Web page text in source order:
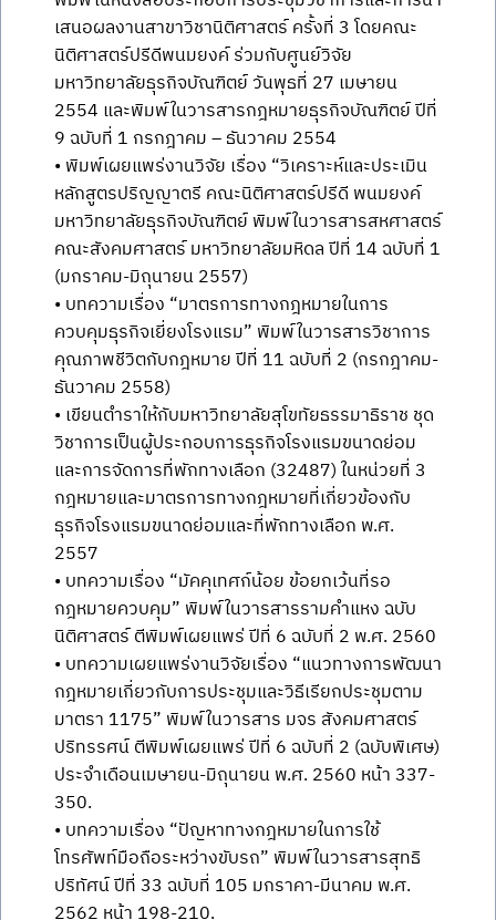
เสนอผลงานสาขาวิชานิติศาสตร์ ครั้งที่ 3 โดยคณะ
นิติศาสตร์ปรีดีพนมยงค์ ร่วมกับศูนย์วิจัย
มหาวิทยาลัยธุรกิจบัณฑิตย์ วันพุธที่ 27 เมษายน
2554 และพิมพ์ในวารสารกฎหมายธุรกิจบัณฑิตย์ ปีที่
9 ฉบับที่ 1 กรกฎาคม – ธันวาคม 2554
• พิมพ์เผยแพร่งานวิจัย เรื่อง “วิเคราะห์และประเมิน
หลักสูตรปริญญาตรี คณะนิติศาสตร์ปรีดี พนมยงค์
มหาวิทยาลัยธุรกิจบัณฑิตย์ พิมพ์ในวารสารสหศาสตร์
คณะสังคมศาสตร์ มหาวิทยาลัยมหิดล ปีที่ 14 ฉบับที่ 1
(มกราคม-มิถุนายน 2557)
• บทความเรื่อง “มาตรการทางกฎหมายในการ
ควบคุมธุรกิจเยี่ยงโรงแรม” พิมพ์ในวารสารวิชาการ
คุณภาพชีวิตกับกฎหมาย ปีที่ 11 ฉบับที่ 2 (กรกฎาคม-
ธันวาคม 2558)
• เขียนตำราให้กับมหาวิทยาลัยสุโขทัยธรรมาธิราช ชุด
วิชาการเป็นผู้ประกอบการธุรกิจโรงแรมขนาดย่อม
และการจัดการที่พักทางเลือก (32487) ในหน่วยที่ 3
กฎหมายและมาตรการทางกฎหมายที่เกี่ยวข้องกับ
ธุรกิจโรงแรมขนาดย่อมและที่พักทางเลือก พ.ศ.
2557
• บทความเรื่อง “มัคคุเทศก์น้อย ข้อยกเว้นที่รอ
กฎหมายควบคุม” พิมพ์ในวารสารรามคำแหง ฉบับ
นิติศาสตร์ ตีพิมพ์เผยแพร่ ปีที่ 6 ฉบับที่ 2 พ.ศ. 2560
• บทความเผยแพร่งานวิจัยเรื่อง “แนวทางการพัฒนา
กฎหมายเกี่ยวกับการประชุมและวิธีเรียกประชุมตาม
มาตรา 1175” พิมพ์ในวารสาร มจร สังคมศาสตร์
ปริทรรศน์ ตีพิมพ์เผยแพร่ ปีที่ 6 ฉบับที่ 2 (ฉบับพิเศษ)
ประจำเดือนเมษายน-มิถุนายน พ.ศ. 2560 หน้า 337-
350.
• บทความเรื่อง “ปัญหาทางกฎหมายในการใช้
โทรศัพท์มือถือระหว่างขับรถ” พิมพ์ในวารสารสุทธิ
ปริทัศน์ ปีที่ 33 ฉบับที่ 105 มกราคา-มีนาคม พ.ศ.
2562 หน้า 198-210.